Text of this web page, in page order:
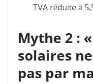
TVA réduite à
Mythe 2 :
solaires
pas par